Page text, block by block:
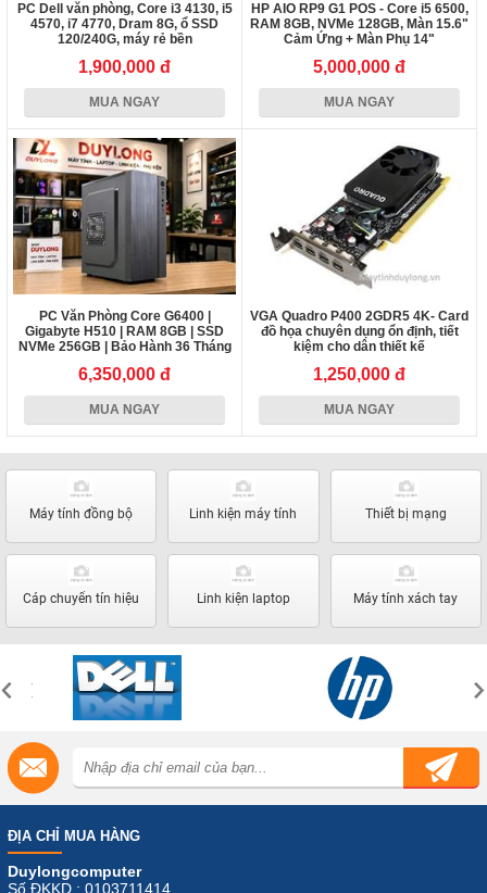
PC Dell văn phòng, Core i3 4130, i5
4570, i7 4770, Dram 8G, ổ SSD
120/240G, máy rẻ bền
1,900,000 đ
MUA NGAY
HP AIO RP9 G1 POS - Core i5 6500,
RAM 8GB, NVMe 128GB, Màn 15.6"
Cảm Ứng + Màn Phụ 14"
5,000,000 đ
MUA NGAY
PC Văn Phòng Core G6400 |
Gigabyte H510 | RAM 8GB | SSD
NVMe 256GB | Bảo Hành 36 Tháng
6,350,000 đ
MUA NGAY
VGA Quadro P400 2GDR5 4K- Card
đồ họa chuyên dụng ổn định, tiết
kiệm cho dân thiết kế
1,250,000 đ
MUA NGAY
Máy tính đồng bộ Linh kiện máy tính Thiết bị mạng
Cáp chuyển tín hiệu Linh kiện laptop Máy tính xách tay
ĐỊA CHỈ MUA HÀNG
Duylongcomputer
Số ĐKKD : 0103711414